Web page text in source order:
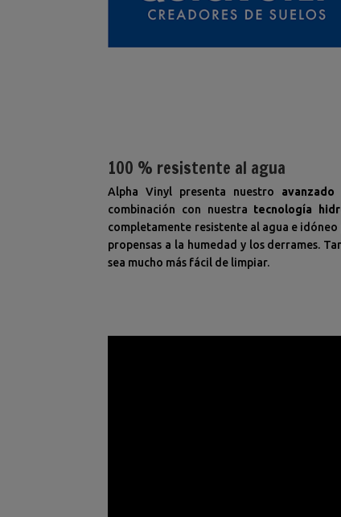
100 % resistente al agua
Alpha Vinyl presenta nuestro
combinación con nuestra tecnología
completamente resistente al agua e idóneo
propensas a la humedad y los derrames.
sea mucho más fácil de limpiar.